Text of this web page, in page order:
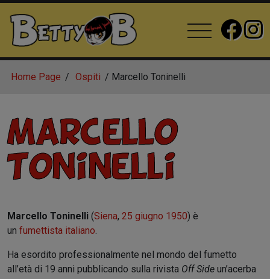
Home Page Ospiti Marcello Toninelli
Marcello
Toninelli
Marcello Toninelli (Siena, 25 giugno 1950) è
un fumettista italiano
Ha esordito professionalmente nel mondo del fumetto
all’età di 19 anni pubblicando sulla rivista Off Side un’acerba